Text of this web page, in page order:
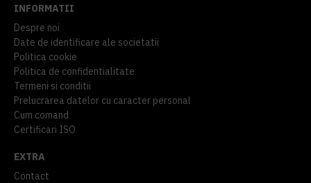
INFORMATII
Despre noi
Date de identificare ale societatii
Politica cookie
Politica de confidentialitate
Termeni si conditii
Prelucrarea datelor cu caracter personal
Cum comand
Certificari ISO
EXTRA
Contact